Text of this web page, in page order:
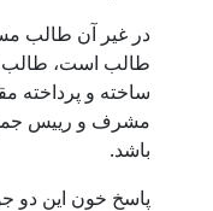
در غیر آن طالب
طالب است، طالب
ساخته و پرداخته
مشرف و رییس
باشد.
پاسخ خون این دو